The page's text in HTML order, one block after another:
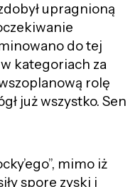
upragnioną
do tej
kategoriach za
rolę
już wszystko. Sen
mimo iż
spore zyski i